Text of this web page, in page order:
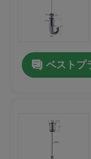
私達に連絡しな
引用を要求し
航空機ケーブ
調節可能なケ
ベストプ